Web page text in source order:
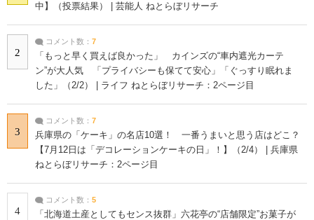
中】（投票結果） | 芸能人 ねとらぼリサーチ
2
コメント数： 7
「もっと早く買えば良かった」 カインズの“車内遮光カーテ
ン”が大人気 「プライバシーも保てて安心」「ぐっすり眠れま
した」（2/2） | ライフ ねとらぼリサーチ：2ページ目
3
コメント数： 7
兵庫県の「ケーキ」の名店10選！ 一番うまいと思う店はどこ？
【7月12日は「デコレーションケーキの日」！】（2/4） | 兵庫県
ねとらぼリサーチ：2ページ目
4
コメント数： 5
「北海道土産としてもセンス抜群」六花亭の“店舗限定”お菓子が